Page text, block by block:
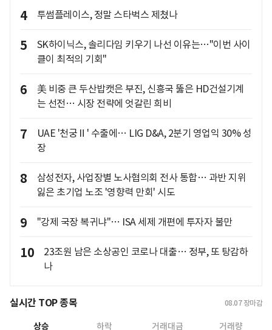
4 투썸플레이스, 정말 스타벅스 제쳤나
5
SK하이닉스, 솔리다임 키우기 나선 이유는…"이번 사이
클이 최적의 기회"
6
美 비중 큰 두산밥캣은 부진, 신흥국 뚫은 HD건설기계
는 선전… 시장 전략에 엇갈린 희비
7
UAE '천궁Ⅱ' 수출에… LIG D&A, 2분기 영업익 30% 성
장
8
삼성전자, 사업장별 노사협의회 전사 통합… 과반 지위
잃은 초기업 노조 '영향력 만회' 시도
9 "강제 국장 복귀냐"… ISA 세제 개편에 투자자 불만
10
23조원 남은 소상공인 코로나 대출… 정부, 또 탕감하
나
실시간 TOP 종목 08.07 장마감
상승 하락 거래대금 거래량